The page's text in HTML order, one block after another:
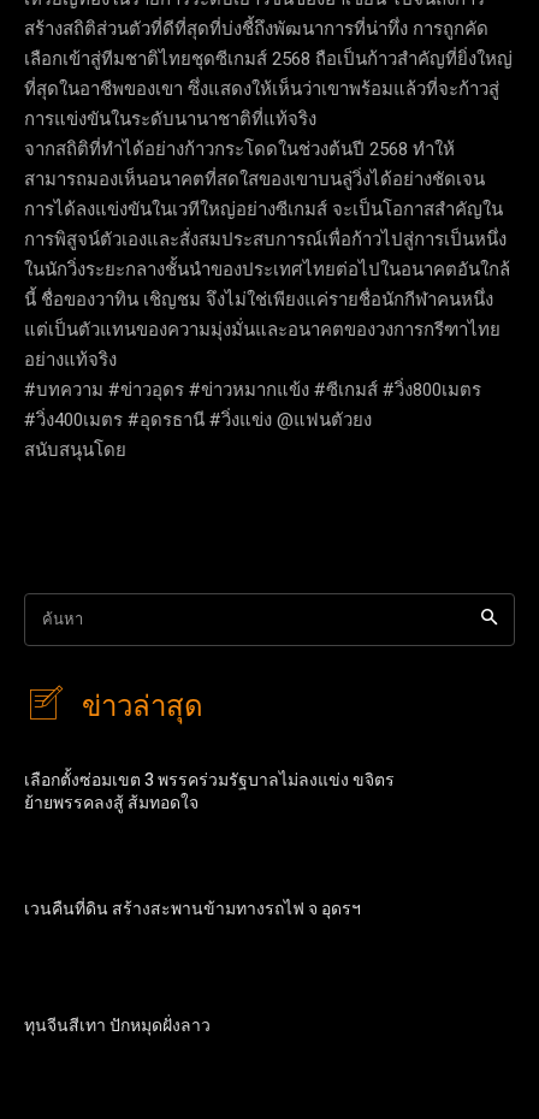
สร้างสถิติส่วนตัวที่ดีที่สุดที่บ่งชี้ถึงพัฒนาการที่น่าทึ่ง การถูกคัด
เลือกเข้าสู่ทีมชาติไทยชุดซีเกมส์ 2568 ถือเป็นก้าวสำคัญที่ยิ่งใหญ่
ที่สุดในอาชีพของเขา ซึ่งแสดงให้เห็นว่าเขาพร้อมแล้วที่จะก้าวสู่
การแข่งขันในระดับนานาชาติที่แท้จริง
จากสถิติที่ทำได้อย่างก้าวกระโดดในช่วงต้นปี 2568 ทำให้
สามารถมองเห็นอนาคตที่สดใสของเขาบนลู่วิ่งได้อย่างชัดเจน
การได้ลงแข่งขันในเวทีใหญ่อย่างซีเกมส์ จะเป็นโอกาสสำคัญใน
การพิสูจน์ตัวเองและสั่งสมประสบการณ์เพื่อก้าวไปสู่การเป็นหนึ่ง
ในนักวิ่งระยะกลางชั้นนำของประเทศไทยต่อไปในอนาคตอันใกล้
นี้ ชื่อของวาทิน เชิญชม จึงไม่ใช่เพียงแค่รายชื่อนักกีฬาคนหนึ่ง
แต่เป็นตัวแทนของความมุ่งมั่นและอนาคตของวงการกรีฑาไทย
อย่างแท้จริง
#บทความ #ข่าวอุดร #ข่าวหมากแข้ง #ซีเกมส์ #วิ่ง800เมตร
#วิ่ง400เมตร #อุดรธานี #วิ่งแข่ง @แฟนตัวยง
สนับสนุนโดย
ค้นหา
ข่าวล่าสุด
เลือกตั้งซ่อมเขต 3 พรรคร่วมรัฐบาลไม่ลงแข่ง ขจิตร
ย้ายพรรคลงสู้ ส้มทอดใจ
เวนคืนที่ดิน สร้างสะพานข้ามทางรถไฟ จ อุดรฯ
ทุนจีนสีเทา ปักหมุดฝั่งลาว